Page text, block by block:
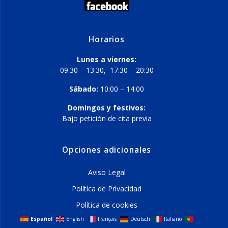
Horarios
Lunes a viernes:
09:30 – 13:30, 17:30 – 20:30
Sábado: 10:00 – 14:00
Domingos y festivos:
Bajo petición de cita previa
Opciones adicionales
Aviso Legal
Política de Privacidad
Política de cookies
Español English Français Deutsch
Italiano